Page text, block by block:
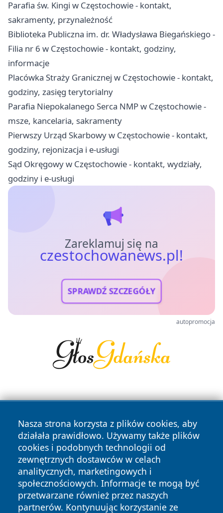
Parafia św. Kingi w Częstochowie - kontakt,
sakramenty, przynależność
Biblioteka Publiczna im. dr. Władysława Biegańskiego -
Filia nr 6 w Częstochowie - kontakt, godziny,
informacje
Placówka Straży Granicznej w Częstochowie - kontakt,
godziny, zasięg terytorialny
Parafia Niepokalanego Serca NMP w Częstochowie -
msze, kancelaria, sakramenty
Pierwszy Urząd Skarbowy w Częstochowie - kontakt,
godziny, rejonizacja i e-usługi
Sąd Okręgowy w Częstochowie - kontakt, wydziały,
godziny i e-usługi
Zareklamuj się na
czestochowanews.pl!
SPRAWDŹ SZCZEGÓŁY
autopromocja
Nasza strona korzysta z plików cookies, aby
działała prawidłowo. Używamy także plików
cookies i podobnych technologii od
zewnętrznych dostawców w celach
analitycznych, marketingowych i
społecznościowych. Informacje te mogą być
przetwarzane również przez naszych
partnerów. Kontynuując korzystanie ze
Copyright © 2026 czestochowanews.pl Wszystkie prawa
zastrzeżone.
News Autorzy
Polityka
Prywatności
Polityka
Cookies